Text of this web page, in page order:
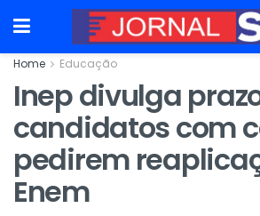
Home Educação
Inep divulga
candidatos com
pedirem
Enem